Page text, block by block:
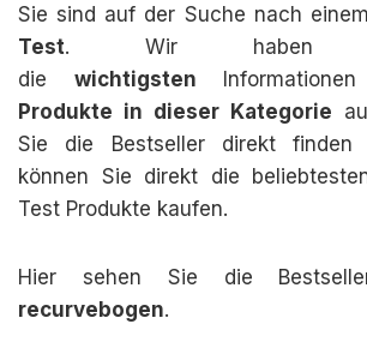
Sie sind auf der Suche nach einem
Test. Wir haben
die wichtigsten
Produkte in dieser Kategorie
Sie die Bestseller direkt finden
können Sie direkt die
Test Produkte kaufen.
Hier sehen Sie die
recurvebogen.